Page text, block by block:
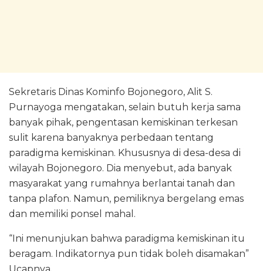
Sekretaris Dinas Kominfo Bojonegoro, Alit S.
Purnayoga mengatakan, selain butuh kerja sama
banyak pihak, pengentasan kemiskinan terkesan
sulit karena banyaknya perbedaan tentang
paradigma kemiskinan. Khususnya di desa-desa di
wilayah Bojonegoro. Dia menyebut, ada banyak
masyarakat yang rumahnya berlantai tanah dan
tanpa plafon. Namun, pemiliknya bergelang emas
dan memiliki ponsel mahal.
“Ini menunjukan bahwa paradigma kemiskinan itu
beragam. Indikatornya pun tidak boleh disamakan”